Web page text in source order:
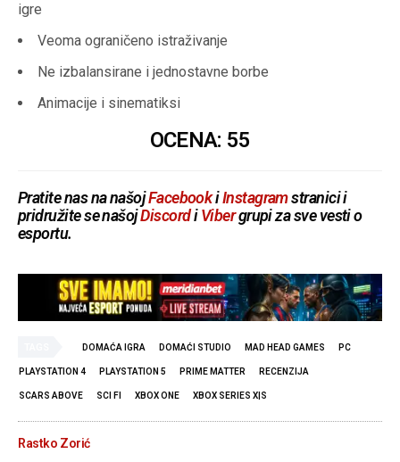
igre
Veoma ograničeno istraživanje
Ne izbalansirane i jednostavne borbe
Animacije i sinematiksi
OCENA: 55
Pratite nas na našojFacebookiInstagramstranici i
pridružite se našojDiscordiVibergrupi za sve vesti o
esportu.
DOMAĆA IGRA DOMAĆI STUDIO MAD HEAD GAMES PC
PLAYSTATION 4 PLAYSTATION 5 PRIME MATTER RECENZIJA
SCARS ABOVE SCI FI XBOX ONE XBOX SERIES X|S
Rastko Zorić